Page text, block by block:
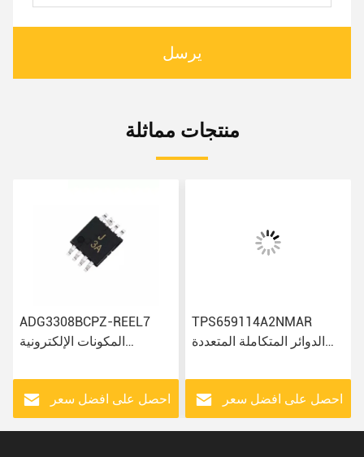
يرسل
منتجات مماثلة
ADG3308BCPZ-REEL7
المكونات الإلكترونية
AD7810YR
ADUM4400CRIZ Ic Chip
احصل على افضل سعر
TPS659114A2NMAR
الدوائر المتكاملة المتعددة
رقاقة
احصل على افضل سعر